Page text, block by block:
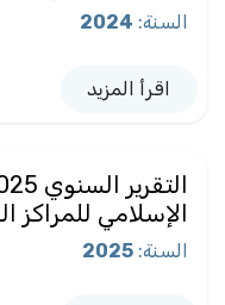
السنة:
2024
اقرأ المزيد
الإسلامي للمراكز
السنة:
2025